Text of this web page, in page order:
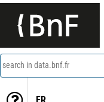
search in data.bnf.fr